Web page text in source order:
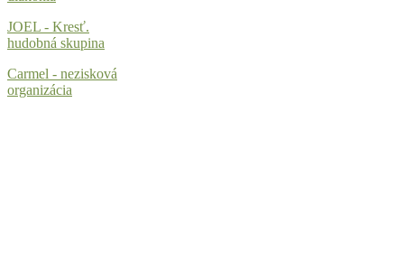
JOEL - Kresť.
hudobná skupina
Carmel - nezisková
organizácia